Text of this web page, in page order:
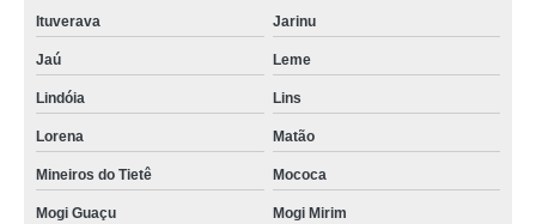
Ituverava Jarinu
Jaú Leme
Lindóia Lins
Lorena Matão
Mineiros do Tietê Mococa
Mogi Guaçu Mogi Mirim